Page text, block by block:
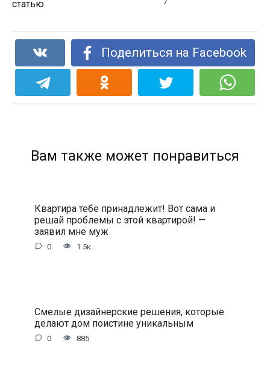
статью
Поделиться на Facebook
Вам также может понравиться
Квартира тебе принадлежит! Вот сама и
решай проблемы с этой квартирой! —
заявил мне муж
0 1.5к.
Смелые дизайнерские решения, которые
делают дом поистине уникальным
0 885